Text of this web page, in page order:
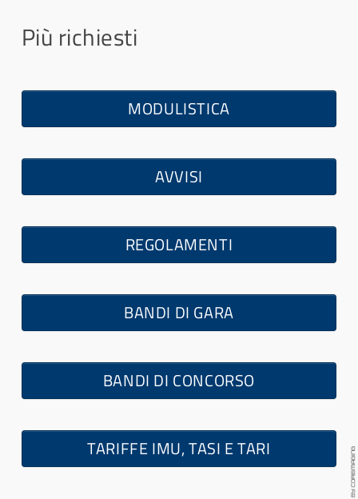
Più richiesti
MODULISTICA
AVVISI
REGOLAMENTI
BANDI DI GARA
BANDI DI CONCORSO
TARIFFE IMU, TASI E TARI